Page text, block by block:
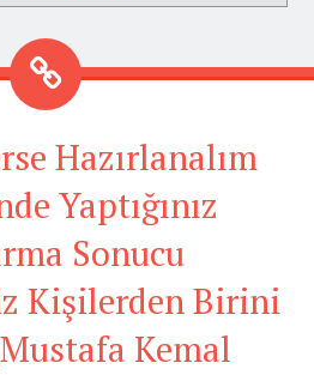
Hazırlanalım
Yaptığınız
Sonucu
Kişilerden Birini
Kemal